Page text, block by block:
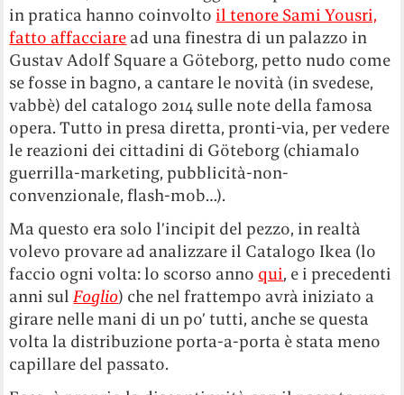
in pratica hanno coinvolto il tenore Sami Yousri,
fatto affacciare ad una finestra di un palazzo in
Gustav Adolf Square a Göteborg, petto nudo come
se fosse in bagno, a cantare le novità (in svedese,
vabbè) del catalogo 2014 sulle note della famosa
opera. Tutto in presa diretta, pronti-via, per vedere
le reazioni dei cittadini di Göteborg (chiamalo
guerrilla-marketing, pubblicità-non-
convenzionale, flash-mob…).
Ma questo era solo l’incipit del pezzo, in realtà
volevo provare ad analizzare il Catalogo Ikea (lo
faccio ogni volta: lo scorso anno qui, e i precedenti
anni sulFoglio) che nel frattempo avrà iniziato a
girare nelle mani di un po’ tutti, anche se questa
volta la distribuzione porta-a-porta è stata meno
capillare del passato.